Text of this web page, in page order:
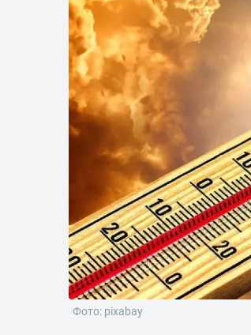
Фото: pixabay